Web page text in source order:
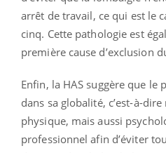
arrêt de travail, ce qui est le
cinq. Cette pathologie est
première cause d’exclusion
Enfin, la HAS suggère que le
dans sa globalité, c’est-à-
physique, mais aussi
professionnel afin d’éviter